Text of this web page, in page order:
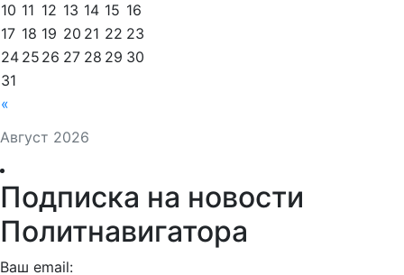
Август 2026
«
10 11 12 13 14 15 16
17 18 19 20 21 22 23
24 25 26 27 28 29 30
31
Подписка на новости
Политнавигатора
Ваш email: